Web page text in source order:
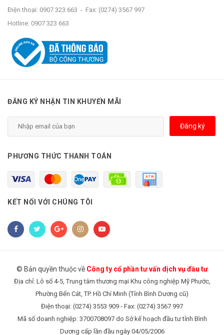
Điện thoại: 0907 323 663 - Fax: (0274) 3567 997
Hotline: 0907 323 663
ĐĂNG KÝ NHẬN TIN KHUYẾN MÃI
Đăng ký
PHƯƠNG THỨC THANH TOÁN
KẾT NỐI VỚI CHÚNG TÔI
© Bản quyền thuộc về Công ty cổ phần tư vấn dịch vụ đầu tư
Địa chỉ: Lô số 4-5, Trung tâm thương mại Khu công nghiệp Mỹ Phước,
Phường Bến Cát, TP. Hồ Chí Minh (Tỉnh Bình Dương cũ)
Điện thoại: (0274) 3553 909 - Fax: (0274) 3567 997
Mã số doanh nghiệp: 3700708097 do Sở kế hoạch đầu tư tỉnh Bình
Dương cấp lần đầu ngày 04/05/2006